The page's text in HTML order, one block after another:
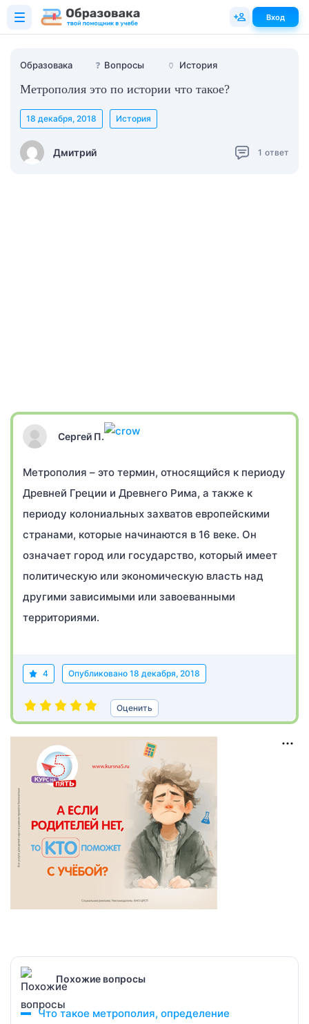
Образовака ❓ Вопросы 🏺 История
Метрополия это по истории что такое?
Дмитрий
18 декабря, 2018 История
1 ответ
Сергей П.
Метрополия – это термин, относящийся к периоду
Древней Греции и Древнего Рима, а также к
периоду колониальных захватов европейскими
странами, которые начинаются в 16 веке. Он
означает город или государство, который имеет
политическую или экономическую власть над
другими зависимыми или завоеванными
территориями.
4 Опубликовано 18 декабря, 2018
Оценить
Похожие вопросы
Что такое метрополия, определение
Вход